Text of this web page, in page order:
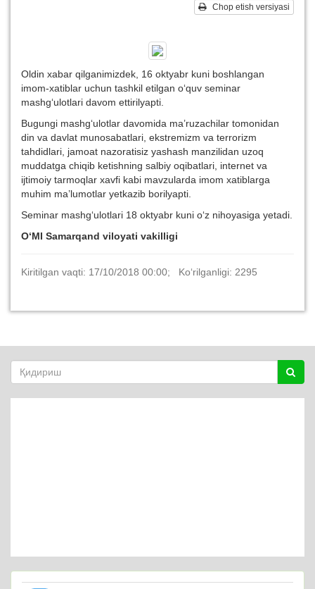
Chop etish versiyasi
Oldin xabar qilganimizdek, 16 oktyabr kuni boshlangan
imom-xatiblar uchun tashkil etilgan o‘quv seminar
mashg‘ulotlari davom ettirilyapti.
Bugungi mashg‘ulotlar davomida ma’ruzachilar tomonidan
din va davlat munosabatlari, ekstremizm va terrorizm
tahdidlari, jamoat nazoratisiz yashash manzilidan uzoq
muddatga chiqib ketishning salbiy oqibatlari, internet va
ijtimoiy tarmoqlar xavfi kabi mavzularda imom xatiblarga
muhim ma’lumotlar yetkazib borilyapti.
Seminar mashg‘ulotlari 18 oktyabr kuni o‘z nihoyasiga yetadi.
O‘MI Samarqand viloyati vakilligi
Kiritilgan vaqti: 17/10/2018 00:00; Ko‘rilganligi: 2295